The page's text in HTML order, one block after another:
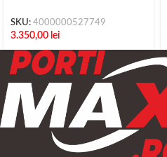
SKU: 4000000527749
3.350,00 lei